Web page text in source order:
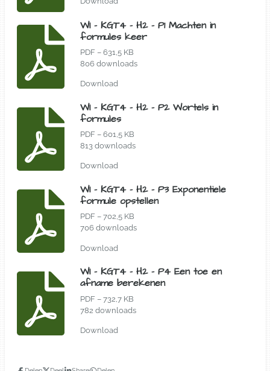
WI - KGT4 - H2 - P1 Machten in
formules keer
PDF – 631,5 KB
806 downloads
Download
WI - KGT4 - H2 - P2 Wortels in
formules
PDF – 601,5 KB
813 downloads
Download
WI - KGT4 - H2 - P3 Exponentiele
formule opstellen
PDF – 702,5 KB
706 downloads
Download
WI - KGT4 - H2 - P4 Een toe en
afname berekenen
PDF – 732,7 KB
782 downloads
Download